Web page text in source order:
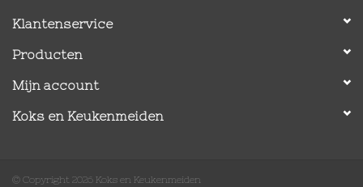
Klantenservice
Producten
Mijn account
Koks en Keukenmeiden
© Copyright 2026 Koks en Keukenmeiden